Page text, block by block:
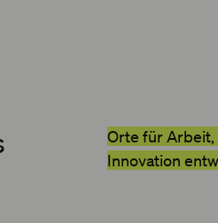
Orte für Arbeit,
Innovation